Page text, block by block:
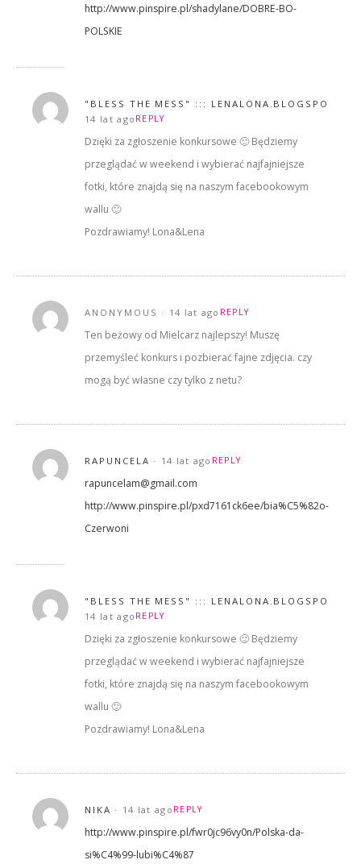
http://www.pinspire.pl/shadylane/DOBRE-BO-
POLSKIE
"BLESS THE MESS" :::
14 lat ago REPLY
Dzięki za zgłoszenie konkursowe 🙂 Będziemy
przeglądać w weekend i wybierać najfajniejsze
fotki, które znajdą się na naszym facebookowym
wallu 🙂
Pozdrawiamy! Lona&Lena
ANONYMOUS 14 lat ago REPLY
Ten beżowy od Mielcarz najlepszy! Muszę
przemyśleć konkurs i pozbierać fajne zdjęcia. czy
mogą być własne czy tylko z netu?
RAPUNCELA 14 lat ago REPLY
rapuncelam@gmail.com
http://www.pinspire.pl/pxd7161ck6ee/bia%C5%82o-
Czerwoni
"BLESS THE MESS" :::
14 lat ago REPLY
Dzięki za zgłoszenie konkursowe 🙂 Będziemy
przeglądać w weekend i wybierać najfajniejsze
fotki, które znajdą się na naszym facebookowym
wallu 🙂
Pozdrawiamy! Lona&Lena
NIKA 14 lat ago REPLY
http://www.pinspire.pl/fwr0jc96vy0n/Polska-da-
si%C4%99-lubi%C4%87